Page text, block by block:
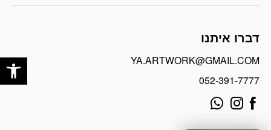
דברו איתנו
YA.ARTWORK@GMAIL.COM
052-391-7777